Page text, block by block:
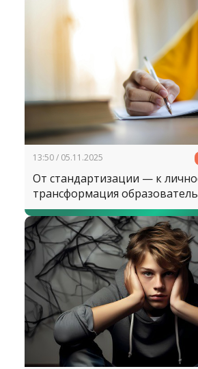
13:50 / 05.11.2025
От стандартизации — к
трансформация
подходов